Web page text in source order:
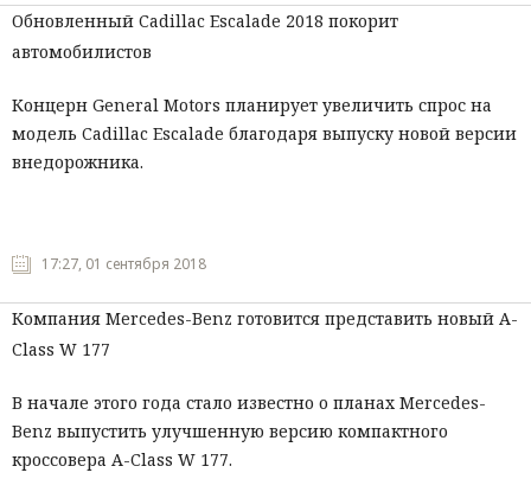
Обновленный Cadillac Escalade 2018 покорит
автомобилистов
Концерн General Motors планирует увеличить спрос на
модель Cadillac Escalade благодаря выпуску новой версии
внедорожника.
17:27, 01 сентября 2018
Компания Mercedes-Benz готовится представить новый А-
Class W 177‍
В начале этого года стало известно о планах Mercedes-
Benz выпустить улучшенную версию компактного
кроссовера А-Class W 177.